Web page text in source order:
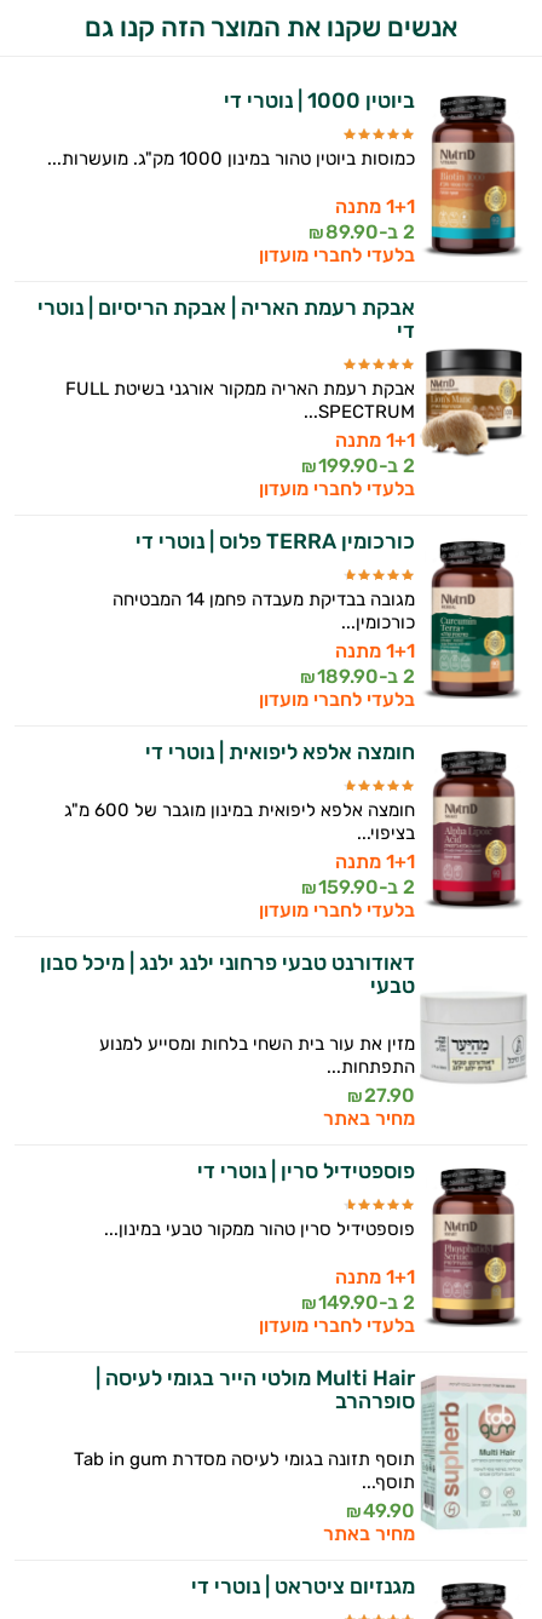
אנשים שקנו את המוצר הזה קנו גם
ביוטין 1000 | נוטרי די
כמוסות ביוטין טהור במינון 1000 מק"ג. מועשרות...
1+1 מתנה
2 ב-
89.90
₪
בלעדי לחברי מועדון
אבקת רעמת האריה | אבקת הריסיום | נוטרי
די
אבקת רעמת האריה ממקור אורגני בשיטת FULL
SPECTRUM...
1+1 מתנה
2 ב-
199.90
₪
בלעדי לחברי מועדון
כורכומין TERRA פלוס | נוטרי די
מגובה בבדיקת מעבדה פחמן 14 המבטיחה
כורכומין...
1+1 מתנה
2 ב-
189.90
₪
בלעדי לחברי מועדון
חומצה אלפא ליפואית | נוטרי די
חומצה אלפא ליפואית במינון מוגבר של 600 מ"ג
בציפוי...
1+1 מתנה
2 ב-
159.90
₪
בלעדי לחברי מועדון
דאודורנט טבעי פרחוני ילנג ילנג | מיכל סבון
טבעי
מזין את עור בית השחי בלחות ומסייע למנוע
התפתחות...
27.90
₪
מחיר באתר
פוספטידיל סרין | נוטרי די
פוספטידיל סרין טהור ממקור טבעי במינון...
1+1 מתנה
2 ב-
149.90
₪
בלעדי לחברי מועדון
Multi Hair מולטי הייר בגומי לעיסה |
סופרהרב
תוסף תזונה בגומי לעיסה מסדרת Tab in gum
תוסף...
49.90
₪
מחיר באתר
מגנזיום ציטראט | נוטרי די
וספרות מקצועית בתחומי הרפואה הטבעית
ותזונת הספורט.
אני כאן כדי לעזור לך להתאים את תוספי
התזונה ומוצרי הבריאות המדויקים למטרות
ולמצב הגופני שלך, ולהסביר לך אילו רכיבים
עובדים יחד כדי למקסם תוצאות גם בחיי היום
יום וגם בתחום הכושר והספורט.
המטרה שלי היא להתאים עבורך המלצות
אישיות מבוססות מדעית.
זה הזמן להתחיל. איך אוכל לעזור?